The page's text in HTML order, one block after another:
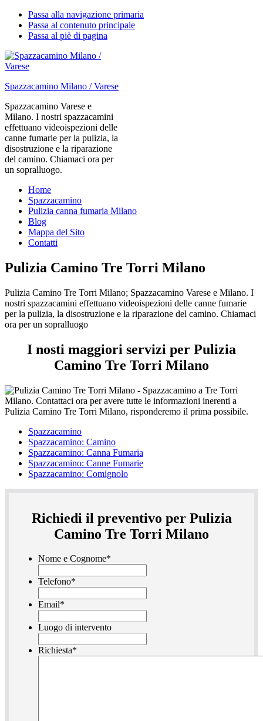
Passa alla navigazione primaria
Passa al contenuto principale
Passa al piè di pagina
Spazzacamino Milano / Varese
Spazzacamino Varese e
Milano. I nostri spazzacamini
effettuano videoispezioni delle
canne fumarie per la pulizia, la
disostruzione e la riparazione
del camino. Chiamaci ora per
un sopralluogo.
Home
Spazzacamino
Pulizia canna fumaria Milano
Blog
Mappa del Sito
Contatti
Pulizia Camino Tre Torri Milano
Pulizia Camino Tre Torri Milano; Spazzacamino Varese e Milano. I
nostri spazzacamini effettuano videoispezioni delle canne fumarie
per la pulizia, la disostruzione e la riparazione del camino. Chiamaci
ora per un sopralluogo
I nosti maggiori servizi per Pulizia
Camino Tre Torri Milano
Spazzacamino
Spazzacamino: Camino
Spazzacamino: Canna Fumaria
Spazzacamino: Canne Fumarie
Spazzacamino: Comignolo
Richiedi il preventivo per Pulizia
Camino Tre Torri Milano
Nome e Cognome*
Telefono*
Email*
Luogo di intervento
Richiesta*